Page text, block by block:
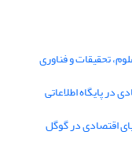
تحقیقات و فناوری
پایگاه اطلاعاتی
اقتصادی در گوگل